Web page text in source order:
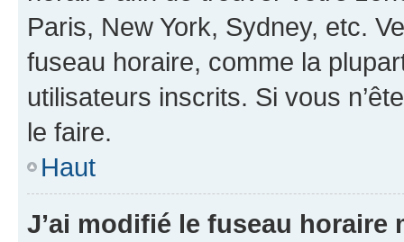
Paris, New York, Sydney, etc.
fuseau horaire, comme la
utilisateurs inscrits. Si vous
le faire.
Haut
J’ai modifié le fuseau horaire